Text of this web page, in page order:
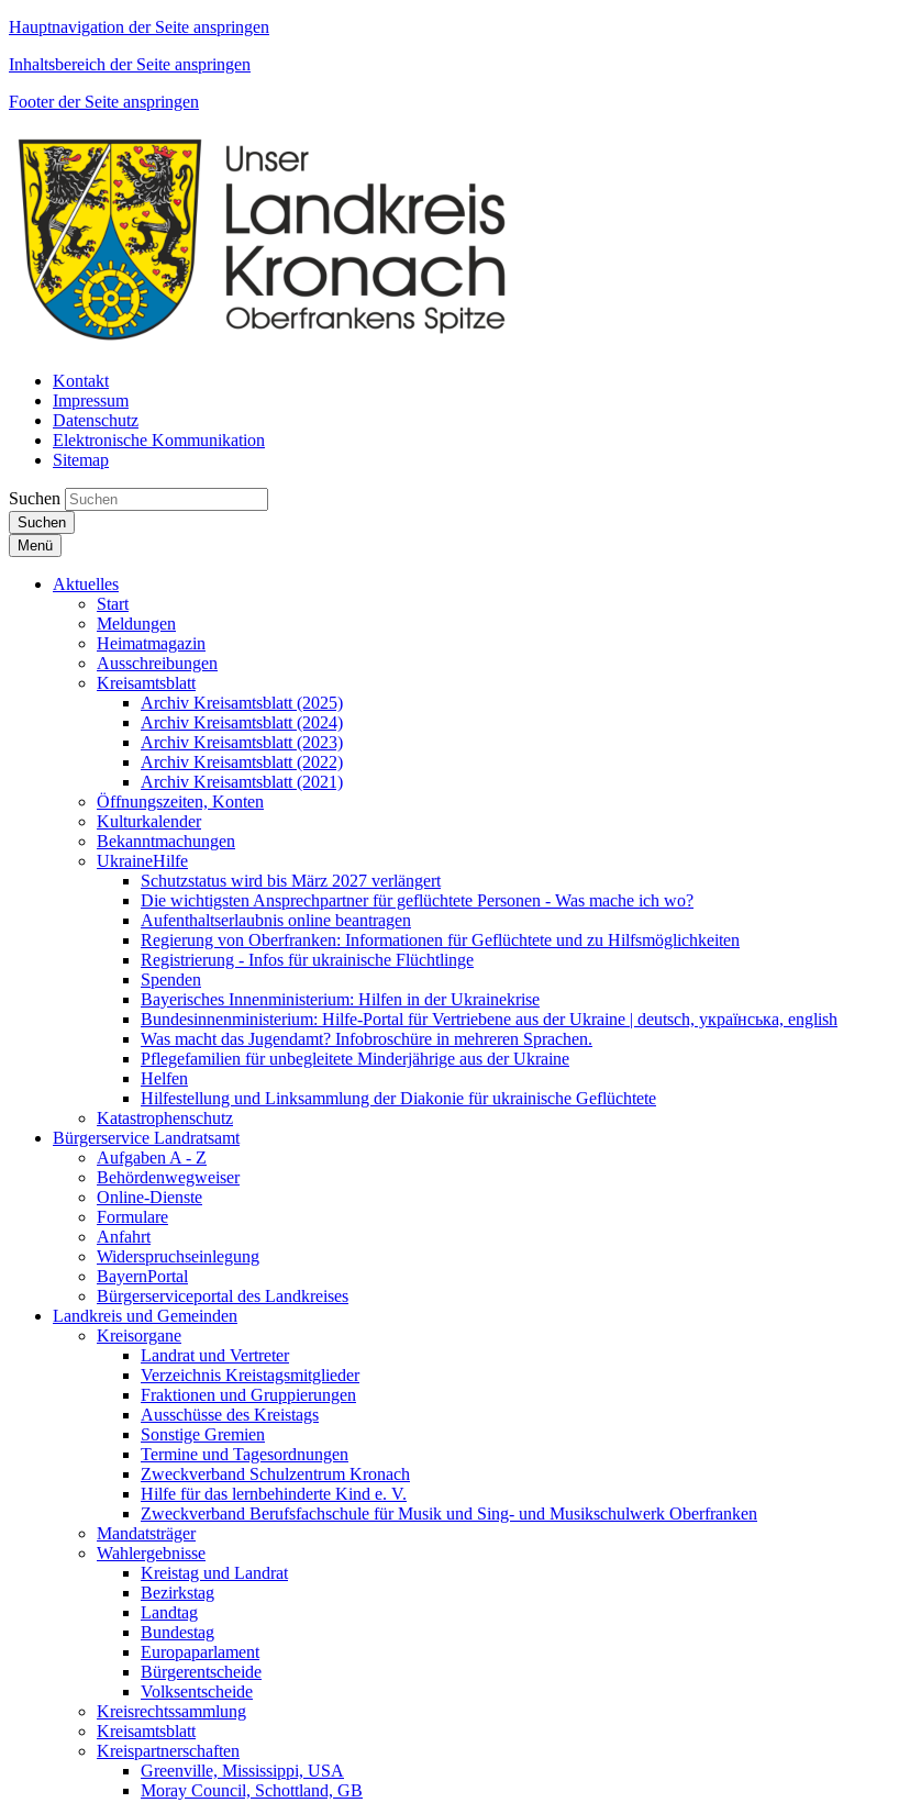
Hauptnavigation der Seite anspringen
Inhaltsbereich der Seite anspringen
Footer der Seite anspringen
Kontakt
Impressum
Datenschutz
Elektronische Kommunikation
Sitemap
Suchen
Suchen
Menü
Aktuelles
Start
Meldungen
Heimatmagazin
Ausschreibungen
Kreisamtsblatt
Archiv Kreisamtsblatt (2025)
Archiv Kreisamtsblatt (2024)
Archiv Kreisamtsblatt (2023)
Archiv Kreisamtsblatt (2022)
Archiv Kreisamtsblatt (2021)
Öffnungszeiten, Konten
Kulturkalender
Bekanntmachungen
UkraineHilfe
Schutzstatus wird bis März 2027 verlängert
Die wichtigsten Ansprechpartner für geflüchtete Personen - Was mache ich wo?
Aufenthaltserlaubnis online beantragen
Regierung von Oberfranken: Informationen für Geflüchtete und zu Hilfsmöglichkeiten
Registrierung - Infos für ukrainische Flüchtlinge
Spenden
Bayerisches Innenministerium: Hilfen in der Ukrainekrise
Bundesinnenministerium: Hilfe-Portal für Vertriebene aus der Ukraine | deutsch, українська, english
Was macht das Jugendamt? Infobroschüre in mehreren Sprachen.
Pflegefamilien für unbegleitete Minderjährige aus der Ukraine
Helfen
Hilfestellung und Linksammlung der Diakonie für ukrainische Geflüchtete
Katastrophenschutz
Bürgerservice Landratsamt
Aufgaben A - Z
Behördenwegweiser
Online-Dienste
Formulare
Anfahrt
Widerspruchseinlegung
BayernPortal
Bürgerserviceportal des Landkreises
Landkreis und Gemeinden
Kreisorgane
Landrat und Vertreter
Verzeichnis Kreistagsmitglieder
Fraktionen und Gruppierungen
Ausschüsse des Kreistags
Sonstige Gremien
Termine und Tagesordnungen
Zweckverband Schulzentrum Kronach
Hilfe für das lernbehinderte Kind e. V.
Zweckverband Berufsfachschule für Musik und Sing- und Musikschulwerk Oberfranken
Mandatsträger
Wahlergebnisse
Kreistag und Landrat
Bezirkstag
Landtag
Bundestag
Europaparlament
Bürgerentscheide
Volksentscheide
Kreisrechtssammlung
Kreisamtsblatt
Kreispartnerschaften
Greenville, Mississippi, USA
Moray Council, Schottland, GB